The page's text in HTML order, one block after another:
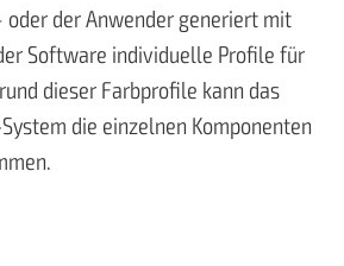
oder der Anwender generiert mit
Software individuelle Profile für
dieser Farbprofile kann das
die einzelnen Komponenten